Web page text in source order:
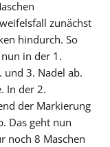
zunächst
hindurch. So
in der 1.
und 3. Nadel ab.
In der 2.
der Markierung
Das geht nun
noch 8 Maschen